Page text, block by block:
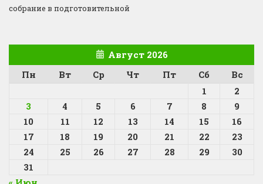
собрание в подготовительной
Август 2026
Пн
Вт Ср Чт Пт Сб
Вс
1
2
3
4 5 6 7 8
9
10
11 12 13 14 15
16
17
18 19 20 21 22
23
24
25 26 27 28 29
30
31